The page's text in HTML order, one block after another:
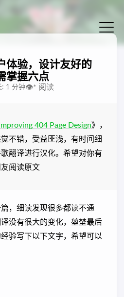
体验，设计友好的
掌握六点
: 1 分钟👁️* 阅读
Improving 404 Page Design》，
不错，受益匪浅，有时间细
翻译进行汉化。希望对你有
阅读原文
，细读发现很多都读不通
没有很大的变化，堃埜最后
验写下以下文字，希望可以